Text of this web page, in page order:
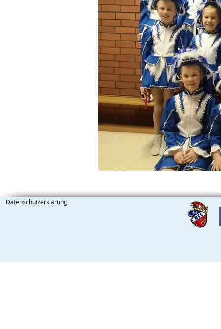
Datenschutzerklärung